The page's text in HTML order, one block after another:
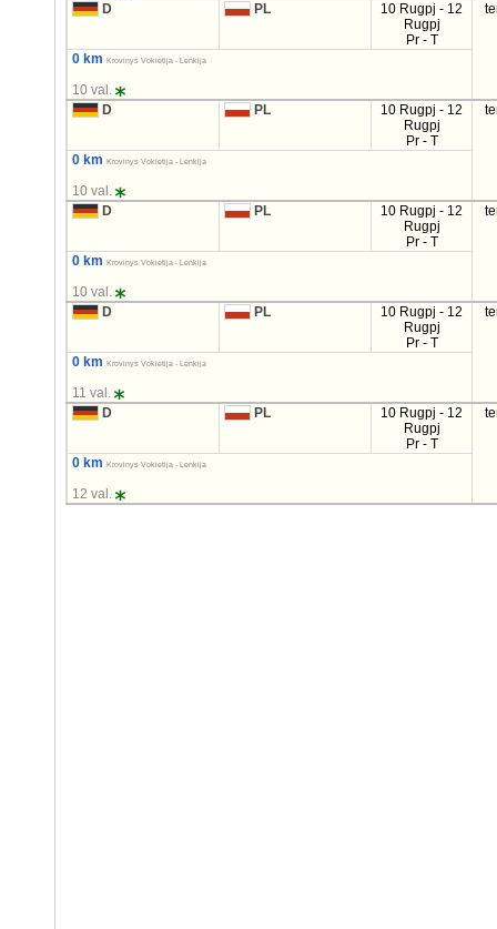
D
PL
10 Rugpj - 12
Rugpj
Pr - T
0 km Krovinys Vokietija - Lenkija
10 val.
D
PL
10 Rugpj - 12
Rugpj
Pr - T
0 km Krovinys Vokietija - Lenkija
10 val.
D
PL
10 Rugpj - 12
Rugpj
Pr - T
0 km Krovinys Vokietija - Lenkija
10 val.
D
PL
10 Rugpj - 12
Rugpj
Pr - T
0 km Krovinys Vokietija - Lenkija
11 val.
D
PL
10 Rugpj - 12
Rugpj
Pr - T
0 km Krovinys Vokietija - Lenkija
12 val.